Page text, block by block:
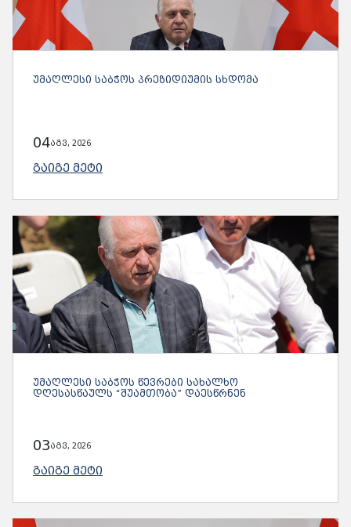
ᲣᲛᲐᲦᲚᲔᲡᲘ ᲡᲐᲑᲭᲝᲡ ᲞᲠᲔᲖᲘᲓᲘᲣᲛᲘᲡ ᲡᲮᲓᲝᲛᲐ
04აგვ, 2026
ᲒᲐᲘᲒᲔ ᲛᲔᲢᲘ
ᲣᲛᲐᲦᲚᲔᲡᲘ ᲡᲐᲑᲭᲝᲡ ᲬᲔᲕᲠᲔᲑᲘ ᲡᲐᲮᲐᲚᲮᲝ
ᲓᲦᲔᲡᲐᲡᲬᲐᲣᲚᲡ “ᲨᲣᲐᲛᲗᲝᲑᲐ” ᲓᲐᲔᲡᲬᲠᲜᲔᲜ
03აგვ, 2026
ᲒᲐᲘᲒᲔ ᲛᲔᲢᲘ